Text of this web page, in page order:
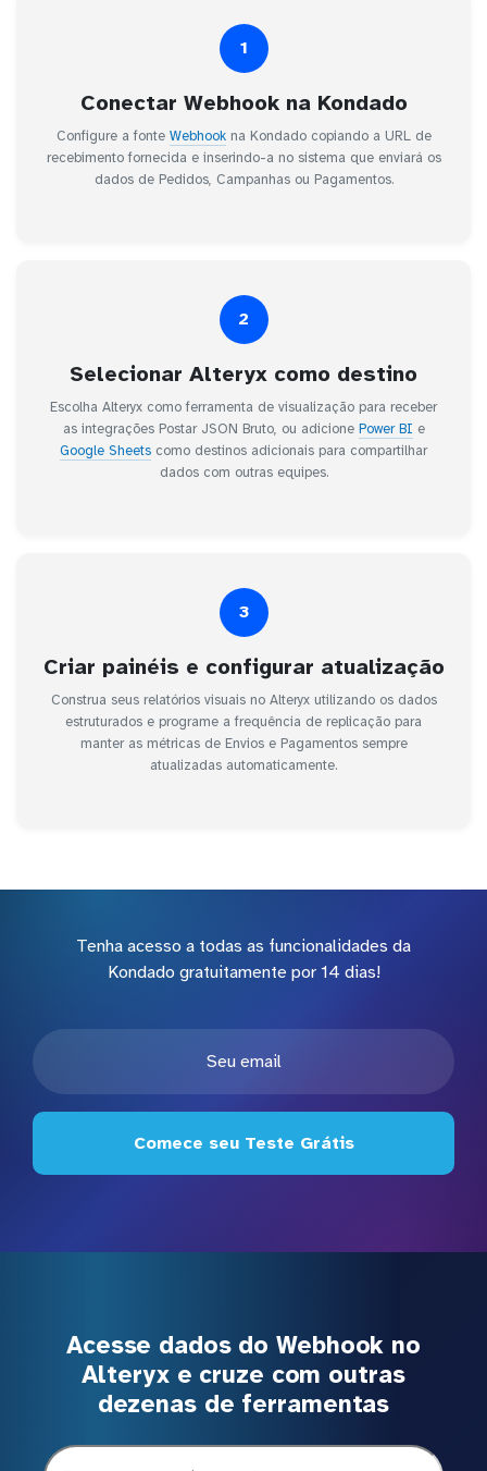
1
Conectar Webhook na Kondado
Configure a fonte Webhookna Kondado copiando a URL de
recebimento fornecida e inserindo-a no sistema que enviará os
dados de Pedidos, Campanhas ou Pagamentos.
2
Selecionar Alteryx como destino
Escolha Alteryx como ferramenta de visualização para receber
as integrações Postar JSON Bruto, ou adicione Power BI e
Google Sheets como destinos adicionais para compartilhar
dados com outras equipes.
3
Criar painéis e configurar atualização
Construa seus relatórios visuais no Alteryx utilizando os dados
estruturados e programe a frequência de replicação para
manter as métricas de Envios e Pagamentos sempre
atualizadas automaticamente.
Tenha acesso a todas as funcionalidades da
Kondado gratuitamente por 14 dias!
Comece seu Teste Grátis
Acesse dados do Webhook no
Alteryx e cruze com outras
dezenas de ferramentas